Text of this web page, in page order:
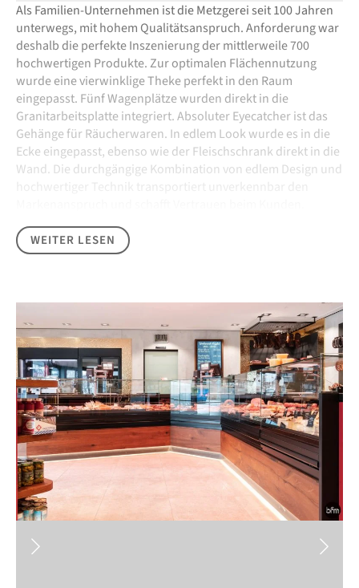
Als Familien-Unternehmen ist die Metzgerei seit 100 Jahren
unterwegs, mit hohem Qualitätsanspruch. Anforderung war
deshalb die perfekte Inszenierung der mittlerweile 700
hochwertigen Produkte. Zur optimalen Flächennutzung
wurde eine vierwinklige Theke perfekt in den Raum
eingepasst. Fünf Wagenplätze wurden direkt in die
Granitarbeitsplatte integriert. Absoluter Eyecatcher ist das
Gehänge für Räucherwaren. In edlem Look wurde es in die
Ecke eingepasst, ebenso wie der Fleischschrank direkt in die
Wand. Die durchgängige Kombination von edlem Design und
WEITER LESEN